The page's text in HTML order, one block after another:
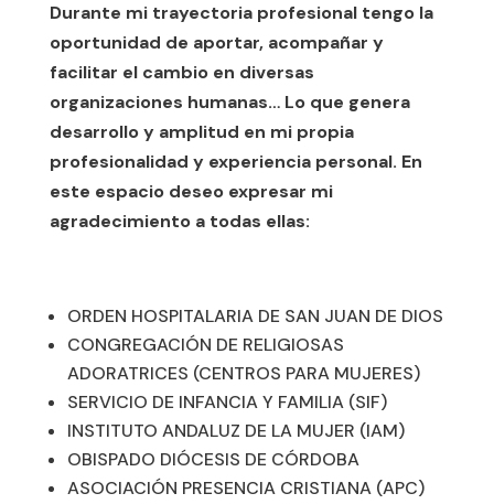
Durante mi trayectoria profesional tengo la
oportunidad de aportar, acompañar y
facilitar el cambio en diversas
organizaciones humanas… Lo que genera
desarrollo y amplitud en mi propia
profesionalidad y experiencia personal. En
este espacio deseo expresar mi
agradecimiento a todas ellas:
ORDEN HOSPITALARIA DE SAN JUAN DE DIOS
CONGREGACIÓN DE RELIGIOSAS
ADORATRICES (CENTROS PARA MUJERES)
SERVICIO DE INFANCIA Y FAMILIA (SIF)
INSTITUTO ANDALUZ DE LA MUJER (IAM)
OBISPADO DIÓCESIS DE CÓRDOBA
ASOCIACIÓN PRESENCIA CRISTIANA (APC)